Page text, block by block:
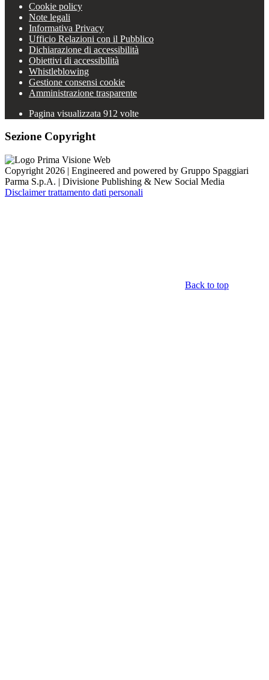
Cookie policy
Note legali
Informativa Privacy
Ufficio Relazioni con il Pubblico
Dichiarazione di accessibilità
Obiettivi di accessibilità
Whistleblowing
Gestione consensi cookie
Amministrazione trasparente
Pagina visualizzata 912 volte
Sezione Copyright
Copyright 2026 | Engineered and powered by Gruppo Spaggiari
Parma S.p.A. | Divisione Publishing & New Social Media
Disclaimer trattamento dati personali
Back to top